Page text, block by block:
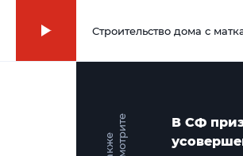
00:00
Строительство дома с
С
м
о
т
р и
т
е
т
а
к
ж
е
В СФ